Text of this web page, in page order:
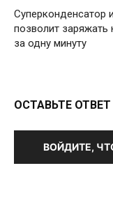
позволит заряжать
за одну минуту
ОСТАВЬТЕ ОТВЕТ
ВОЙДИТЕ,